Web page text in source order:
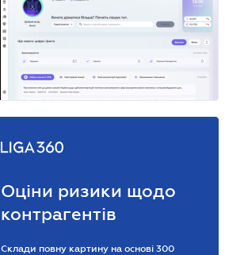
Оціни ризики щодо
контрагентів
Склади повну картину на основі 300